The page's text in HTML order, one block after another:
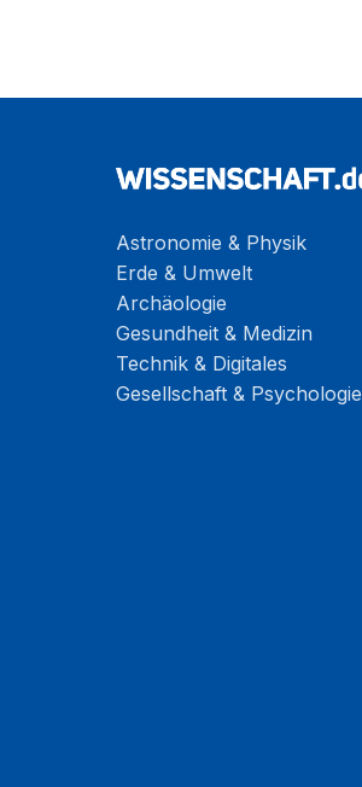
Astronomie & Physik
Erde & Umwelt
Archäologie
Gesundheit & Medizin
Technik & Digitales
Gesellschaft & Psychologie